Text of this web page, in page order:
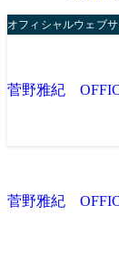
オフィシャルウェブ
菅野雅紀
菅野雅紀